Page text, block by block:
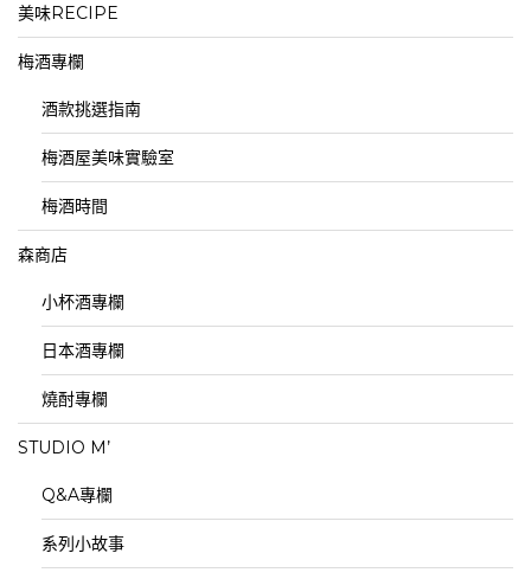
美味RECIPE
梅酒專欄
酒款挑選指南
梅酒屋美味實驗室
梅酒時間
森商店
小杯酒專欄
日本酒專欄
燒酎專欄
STUDIO M’
Q&A專欄
系列小故事